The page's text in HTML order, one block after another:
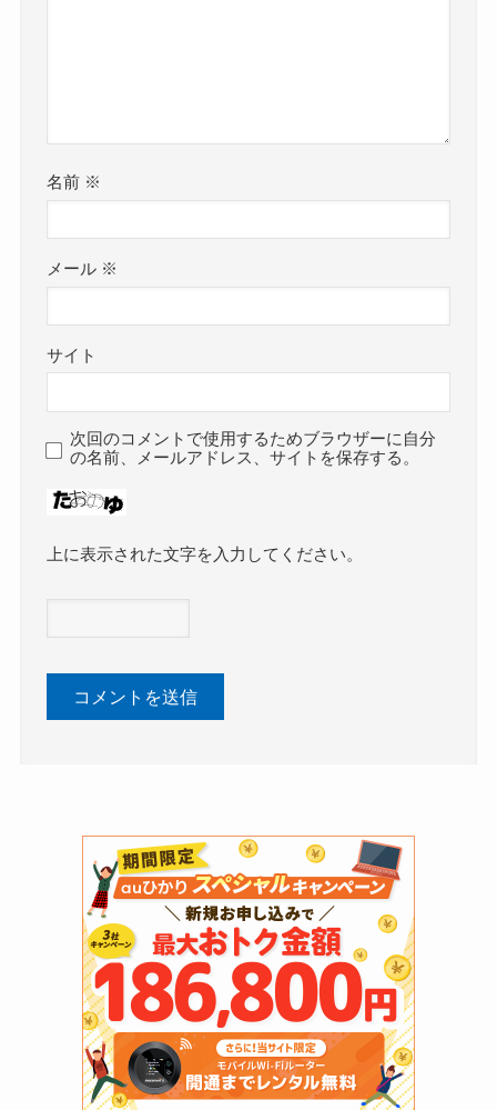
名前 ※
メール ※
サイト
次回のコメントで使用するためブラウザーに自分
の名前、メールアドレス、サイトを保存する。
上に表示された文字を入力してください。